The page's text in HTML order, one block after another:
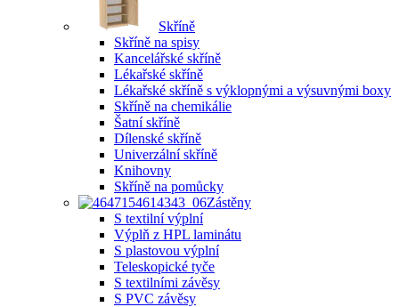
Skříně
Skříně na spisy
Kancelářské skříně
Lékařské skříně
Lékařské skříně s výklopnými a výsuvnými boxy
Skříně na chemikálie
Šatní skříně
Dílenské skříně
Univerzální skříně
Knihovny
Skříně na pomůcky
Zástěny
S textilní výplní
Výplň z HPL laminátu
S plastovou výplní
Teleskopické tyče
S textilními závěsy
S PVC závěsy